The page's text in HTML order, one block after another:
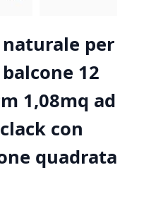
per
12
1,08mq ad
con
quadrata